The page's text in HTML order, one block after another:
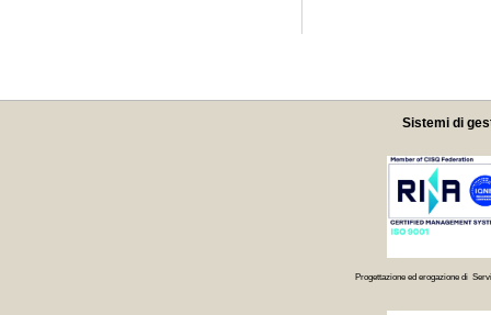
Sistemi di
Progettazione ed erogazione di